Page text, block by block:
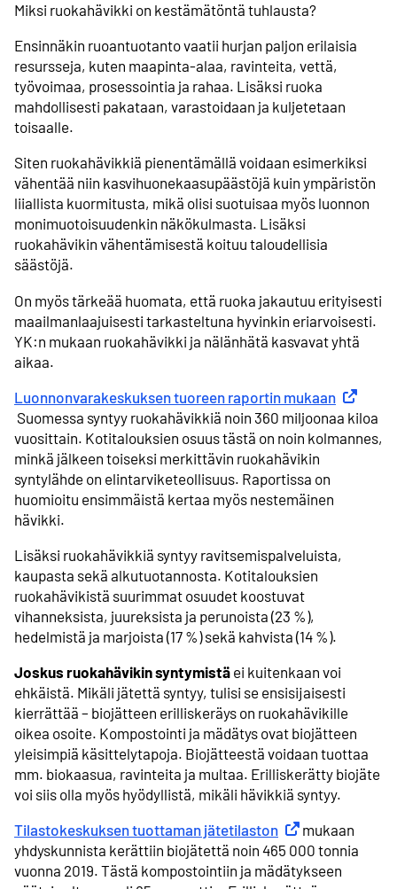
Miksi ruokahävikki on kestämätöntä tuhlausta?
Ensinnäkin ruoantuotanto vaatii hurjan paljon erilaisia
resursseja, kuten maapinta-alaa, ravinteita, vettä,
työvoimaa, prosessointia ja rahaa. Lisäksi ruoka
mahdollisesti pakataan, varastoidaan ja kuljetetaan
toisaalle.
Siten ruokahävikkiä pienentämällä voidaan esimerkiksi
vähentää niin kasvihuonekaasupäästöjä kuin ympäristön
liiallista kuormitusta, mikä olisi suotuisaa myös luonnon
monimuotoisuudenkin näkökulmasta. Lisäksi
ruokahävikin vähentämisestä koituu taloudellisia
säästöjä.
On myös tärkeää huomata, että ruoka jakautuu erityisesti
maailmanlaajuisesti tarkasteltuna hyvinkin eriarvoisesti.
YK:n mukaan ruokahävikki ja nälänhätä kasvavat yhtä
aikaa.
Luonnonvarakeskuksen tuoreen raportin mukaan
Suomessa syntyy ruokahävikkiä noin 360 miljoonaa kiloa
vuosittain. Kotitalouksien osuus tästä on noin kolmannes,
minkä jälkeen toiseksi merkittävin ruokahävikin
syntylähde on elintarviketeollisuus. Raportissa on
huomioitu ensimmäistä kertaa myös nestemäinen
hävikki.
Lisäksi ruokahävikkiä syntyy ravitsemispalveluista,
kaupasta sekä alkutuotannosta. Kotitalouksien
ruokahävikistä suurimmat osuudet koostuvat
vihanneksista, juureksista ja perunoista (23 %),
hedelmistä ja marjoista (17 %) sekä kahvista (14 %).
Joskus ruokahävikin syntymistä ei kuitenkaan voi
ehkäistä. Mikäli jätettä syntyy, tulisi se ensisijaisesti
kierrättää – biojätteen erilliskeräys on ruokahävikille
oikea osoite. Kompostointi ja mädätys ovat biojätteen
yleisimpiä käsittelytapoja. Biojätteestä voidaan tuottaa
mm. biokaasua, ravinteita ja multaa. Erilliskerätty biojäte
voi siis olla myös hyödyllistä, mikäli hävikkiä syntyy.
Tilastokeskuksen tuottaman jätetilaston Ulkoinen linkki
mukaan
yhdyskunnista kerättiin biojätettä noin 465 000 tonnia
vuonna 2019. Tästä kompostointiin ja mädätykseen